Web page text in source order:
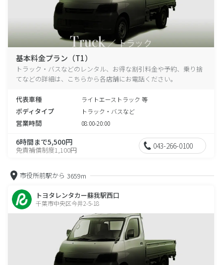
基本料金プラン（T1）
トラック・バスなどのレンタル、お得な割引料金や予約、乗り捨
てなどの詳細は、こちらから各店舗にお電話ください。
代表車種 ライトエーストラック 等
ボディタイプ トラック・バスなど
営業時間 08:00-20:00
6時間まで5,500円
免責補償制度1,100円 043-266-0100
市役所前駅から 3659m
トヨタレンタカー蘇我駅西口
千葉市中央区今井2-5-18